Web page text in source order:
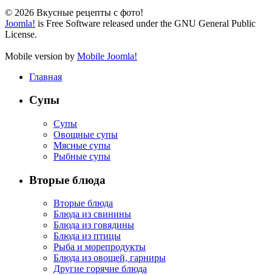
© 2026 Вкусные рецепты с фото!
Joomla! is Free Software released under the GNU General Public
License.
Mobile version by Mobile Joomla!
Главная
Супы
Супы
Овощные супы
Мясные супы
Рыбные супы
Вторые блюда
Вторые блюда
Блюда из свинины
Блюда из говядины
Блюда из птицы
Рыба и морепродукты
Блюда из овощей, гарниры
Другие горячие блюда